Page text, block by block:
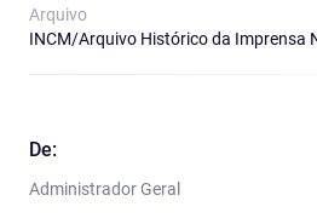
Arquivo
INCM/Arquivo Histórico da Imprensa
De:
Administrador Geral